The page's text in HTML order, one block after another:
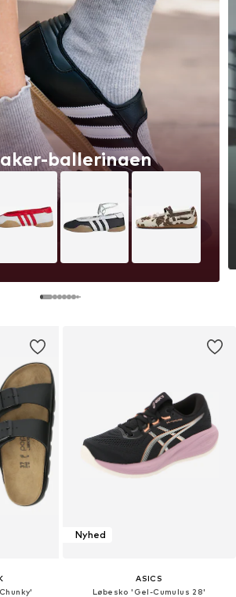
ballerinaen
Nyhed
ASICS
Løbesko 'Gel-Cumulus 28'